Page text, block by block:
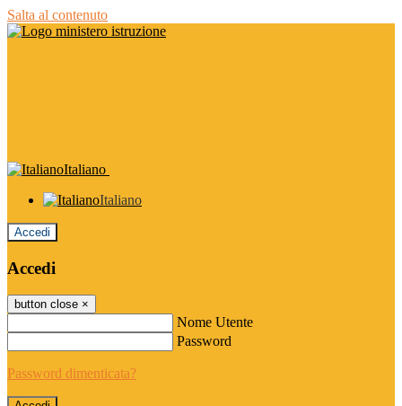
Salta al contenuto
Italiano
Italiano
Accedi
Accedi
button close ×
Nome Utente
Password
Password dimenticata?